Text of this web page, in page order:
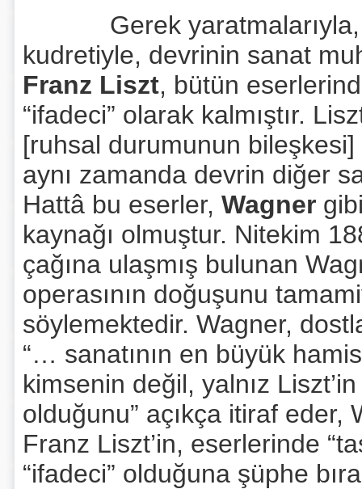
Gerek yaratmalarıyla,
kudretiyle, devrinin sanat
Franz Liszt, bütün
“ifadeci” olarak kalmıştır.
[ruhsal durumunun
aynı zamanda devrin diğer
Hattâ bu eserler, Wagner
kaynağı olmuştur. Nitekim
çağına ulaşmış bulunan
operasının doğuşunu
söylemektedir. Wagner,
“… sanatının en büyük
kimsenin değil, yalnız
olduğunu” açıkça itiraf eder,
Franz Liszt’in, eserlerinde
“ifadeci” olduğuna şüphe